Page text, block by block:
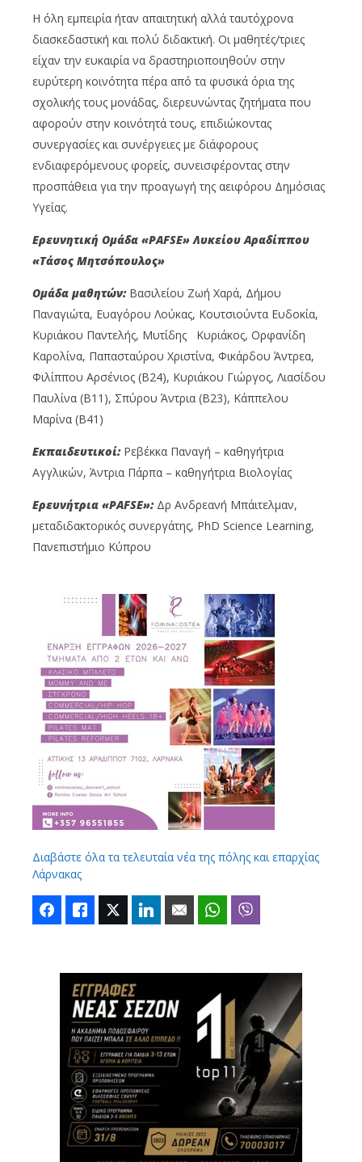
Η όλη εμπειρία ήταν απαιτητική αλλά ταυτόχρονα
διασκεδαστική και πολύ διδακτική. Οι μαθητές/τριες
είχαν την ευκαιρία να δραστηριοποιηθούν στην
ευρύτερη κοινότητα πέρα από τα φυσικά όρια της
σχολικής τους μονάδας, διερευνώντας ζητήματα που
αφορούν στην κοινότητά τους, επιδιώκοντας
συνεργασίες και συνέργειες με διάφορους
ενδιαφερόμενους φορείς, συνεισφέροντας στην
προσπάθεια για την προαγωγή της αειφόρου Δημόσιας
Υγείας.
Ερευνητική Ομάδα «PAFSE» Λυκείου Αραδίππου
«Τάσος Μητσόπουλος»
Ομάδα μαθητών: Bασιλείου Ζωή Χαρά, Δήμου
Παναγιώτα, Ευαγόρου Λούκας, Κουτσιούντα Ευδοκία,
Κυριάκου Παντελής, Μυτίδης Κυριάκος, Ορφανίδη
Καρολίνα, Παπασταύρου Χριστίνα, Φικάρδου Άντρεα,
Φιλίππου Αρσένιος (Β24), Κυριάκου Γιώργος, Λιασίδου
Παυλίνα (Β11), Σπύρου Άντρια (Β23), Κάππελου
Μαρίνα (Β41)
Εκπαιδευτικοί:Ρεβέκκα Παναγή – καθηγήτρια
Αγγλικών, Άντρια Πάρπα – καθηγήτρια Βιολογίας
Ερευνήτρια «PAFSE»:Δρ Ανδρεανή Μπάιτελμαν,
μεταδιδακτορικός συνεργάτης, PhD Science Learning,
Πανεπιστήμιο Κύπρου
Διαβάστε όλα τα τελευταία νέα της πόλης και επαρχίας
Λάρνακας
FacebookLike Twitter LinkedIn Email WhatsApp